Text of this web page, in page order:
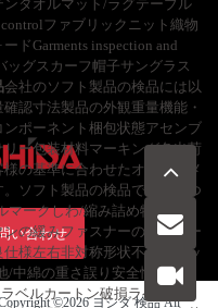
タオルマット/ラグテーブル
ファブリックニット織物
ドGarments inspection and
グスカーフ帽子サングラス
会社のソフト製品の検品には以
認寸法製品の外観重量機能・
ポーネント梱包状態アセンブ
ー包装材料マーキング色出荷
の基準に合わせたオーダーメ
ソフト製品の検品でよく見つ
ークしわ/縮み詰め物の露出
の緩みファスナーの破損ルー
様左右非対称形状不良ステッ
中綿の重さ誤り安全性カビ虫
ベルカートン破損ラベル/バ
い合わせ
©2026ヨシダ 検品All